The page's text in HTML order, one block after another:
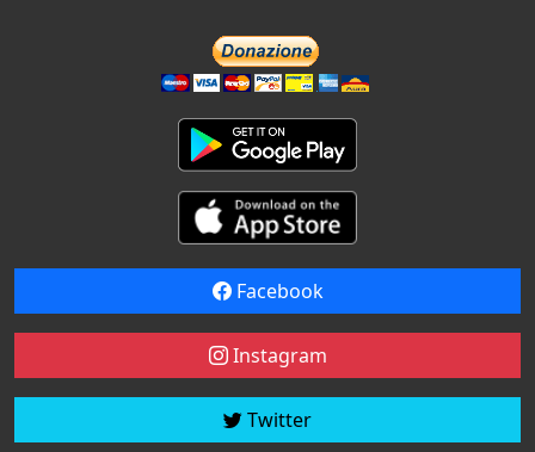
Facebook
Instagram
Twitter